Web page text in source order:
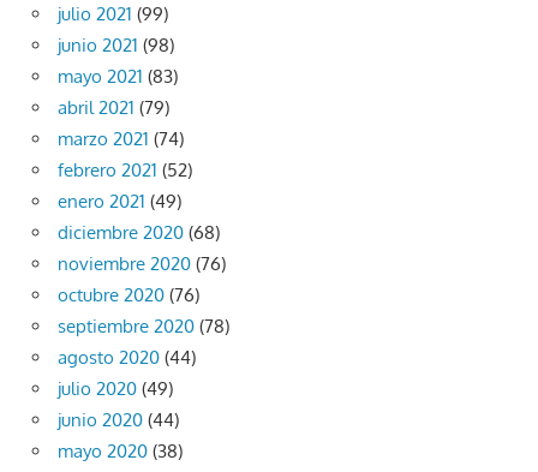
julio 2021 (99)
junio 2021 (98)
mayo 2021 (83)
abril 2021 (79)
marzo 2021 (74)
febrero 2021 (52)
enero 2021 (49)
diciembre 2020 (68)
noviembre 2020 (76)
octubre 2020 (76)
septiembre 2020 (78)
agosto 2020 (44)
julio 2020 (49)
junio 2020 (44)
mayo 2020 (38)